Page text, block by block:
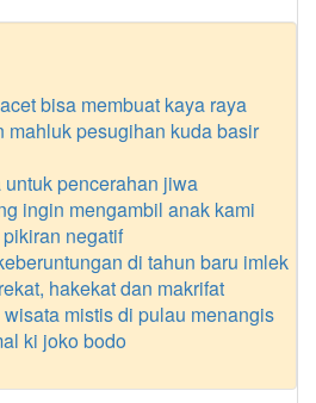
bisa membuat kaya raya
mahluk pesugihan kuda basir
pencerahan jiwa
ingin mengambil anak kami
negatif
di tahun baru imlek
hakekat dan makrifat
wisata mistis di pulau menangis
ki joko bodo